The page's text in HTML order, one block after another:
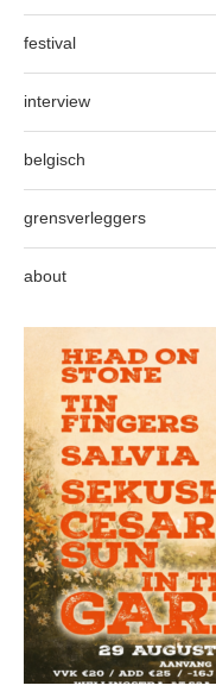
festival
interview
belgisch
grensverleggers
about